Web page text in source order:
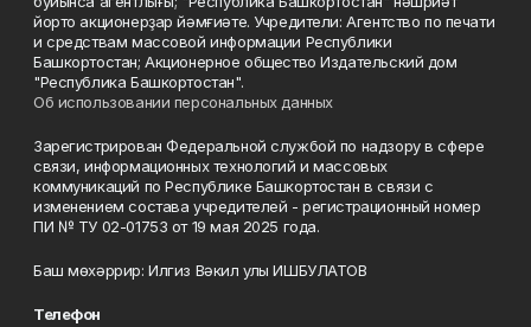
йорто акционерҙар йәмғиәте. Учредители: Агентство по печати
и средствам массовой информации Республики
Башкортостан; Акционерное общество Издательский дом
"Республика Башкортостан".
Об использовании персональных данных
Зарегистрирован Федеральной службой по надзору в сфере
связи, информационных технологий и массовых
коммуникаций по Республике Башкортостан в связи с
изменением состава учредителей - регистрационный номер
ПИ № ТУ 02-01753 от 19 мая 2025 года.
Баш мөхәррир: Илгиз Вәкил улы ИШБУЛАТОВ
Телефон